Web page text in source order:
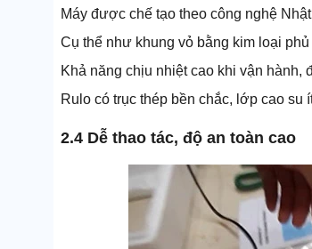
Máy được chế tạo theo công nghệ
Cụ thể như khung vỏ bằng kim loại
Khả năng chịu nhiệt cao khi vận hành,
Rulo có trục thép bền chắc, lớp cao su
2.4 Dễ thao tác, độ an toàn cao